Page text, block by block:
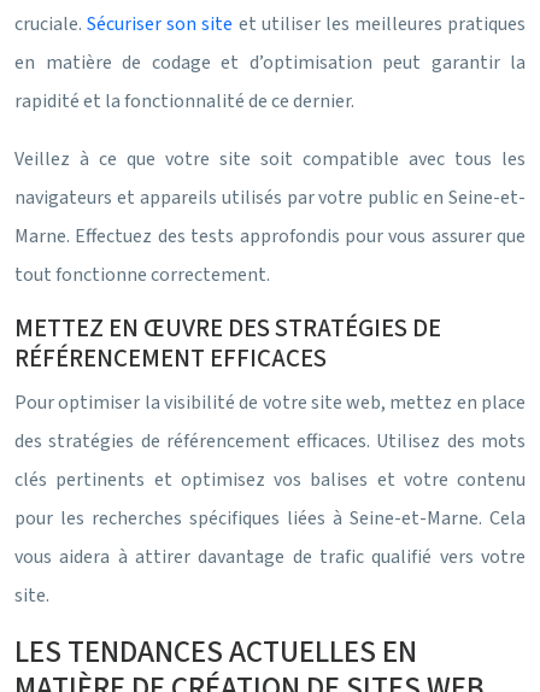
cruciale.Sécuriser son site et utiliser les meilleures pratiques
en matière de codage et d’optimisation peut garantir la
rapidité et la fonctionnalité de ce dernier.
Veillez à ce que votre site soit compatible avec tous les
navigateurs et appareils utilisés par votre public en Seine-et-
Marne. Effectuez des tests approfondis pour vous assurer que
tout fonctionne correctement.
METTEZ EN ŒUVRE DES STRATÉGIES DE
RÉFÉRENCEMENT EFFICACES
Pour optimiser la visibilité de votre site web, mettez en place
des stratégies de référencement efficaces. Utilisez des mots
clés pertinents et optimisez vos balises et votre contenu
pour les recherches spécifiques liées à Seine-et-Marne. Cela
vous aidera à attirer davantage de trafic qualifié vers votre
site.
LES TENDANCES ACTUELLES EN